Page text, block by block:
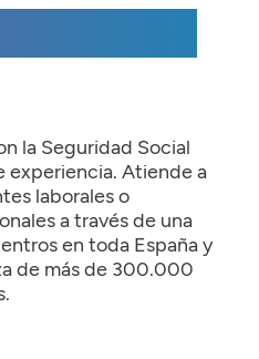
la Seguridad Social
experiencia. Atiende a
laborales o
a través de una
en toda España y
de más de 300.000